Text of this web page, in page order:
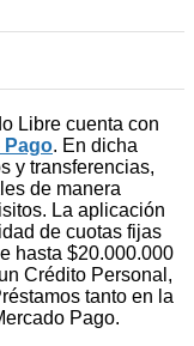
Libre cuenta con
Pago. En dicha
y transferencias,
de manera
La aplicación
de cuotas fijas
hasta $20.000.000
Crédito Personal,
tanto en la
Pago.